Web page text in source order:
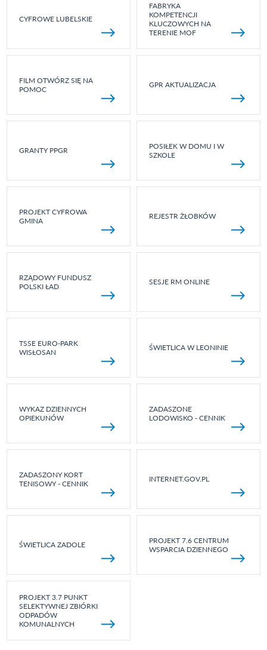
CYFROWE LUBELSKIE
FABRYKA
KOMPETENCJI
KLUCZOWYCH NA
TERENIE MOF
FILM OTWÓRZ SIĘ NA
POMOC
GPR AKTUALIZACJA
GRANTY PPGR
POSIŁEK W DOMU I W
SZKOLE
PROJEKT CYFROWA
GMINA
REJESTR ŻŁOBKÓW
RZĄDOWY FUNDUSZ
POLSKI ŁAD
SESJE RM ONLINE
TSSE EURO-PARK
WISŁOSAN
ŚWIETLICA W LEONINIE
WYKAZ DZIENNYCH
OPIEKUNÓW
ZADASZONE
LODOWISKO - CENNIK
ZADASZONY KORT
TENISOWY - CENNIK
INTERNET.GOV.PL
ŚWIETLICA ZADOLE
PROJEKT 7.6 CENTRUM
WSPARCIA DZIENNEGO
PROJEKT 3.7 PUNKT
SELEKTYWNEJ ZBIÓRKI
ODPADÓW
KOMUNALNYCH